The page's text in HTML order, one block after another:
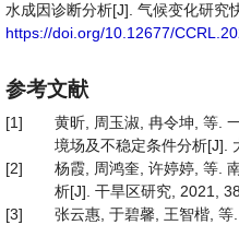
水成因诊断分析[J]. 气候变化研究
https://doi.org/10.12677/
参考文献
[1]
黄昕, 周玉淑, 冉令坤, 等.
境场及不稳定条件分析[J].
[2]
杨霞, 周鸿奎, 许婷婷, 等.
析[J]. 干旱区研究, 2021,
[3]
张云惠, 于碧馨, 王智楷,